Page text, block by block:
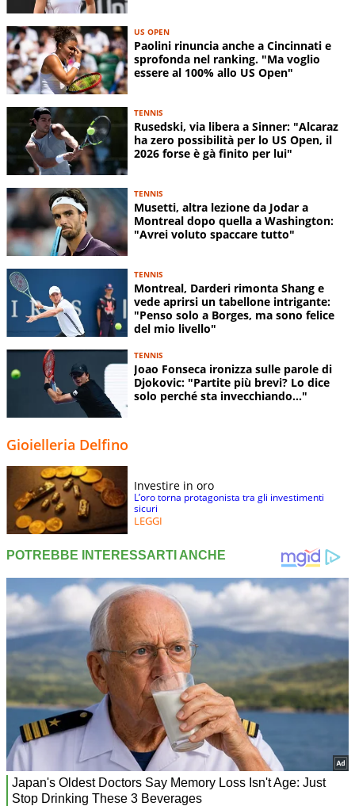
US OPEN
Paolini rinuncia anche a Cincinnati e
sprofonda nel ranking. "Ma voglio
essere al 100% allo US Open"
TENNIS
Rusedski, via libera a Sinner: "Alcaraz
ha zero possibilità per lo US Open, il
2026 forse è gà finito per lui"
TENNIS
Musetti, altra lezione da Jodar a
Montreal dopo quella a Washington:
"Avrei voluto spaccare tutto"
TENNIS
Montreal, Darderi rimonta Shang e
vede aprirsi un tabellone intrigante:
"Penso solo a Borges, ma sono felice
del mio livello"
TENNIS
Joao Fonseca ironizza sulle parole di
Djokovic: "Partite più brevi? Lo dice
solo perché sta invecchiando..."
Gioielleria Delfino
Investire in oro
L’oro torna protagonista tra gli investimenti
sicuri
LEGGI